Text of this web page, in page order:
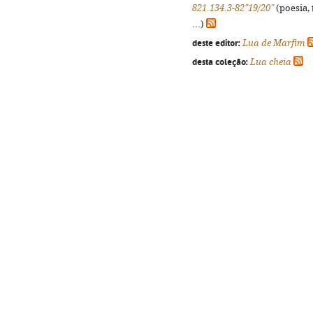
821.134.3-82"19/20"(poesia,
...)
deste editor: Lua de Marfim
desta coleção: Lua cheia